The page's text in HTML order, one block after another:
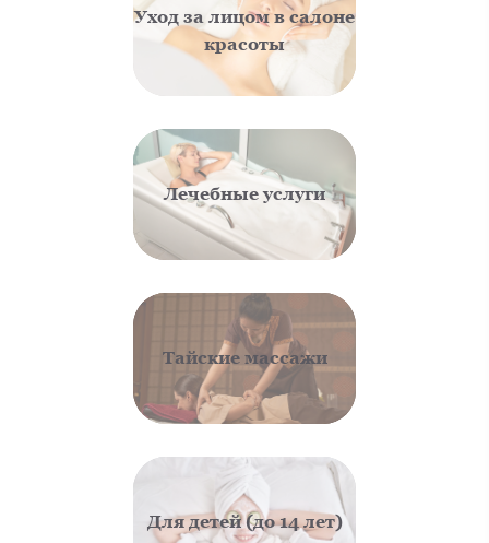
Уход за лицом в салоне
красоты
Лечебные услуги
Тайские массажи
Для детей (до 14 лет)